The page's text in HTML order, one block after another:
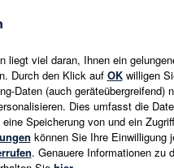
E-Mail-Adresse eingeben
Es gelten die Datenschutzrichtlinien